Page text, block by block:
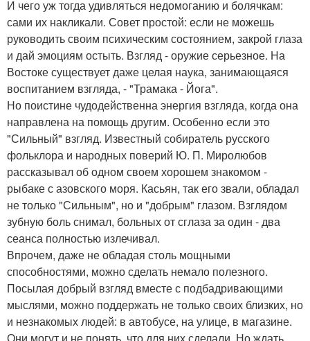
И чего уж тогда удивляться недомоганию и болячкам:
сами их накликали. Совет простой: если не можешь
руководить своим психическим состоянием, закрой глаза
и дай эмоциям остыть. Взгляд - оружие серьезное. На
Востоке существует даже целая наука, занимающаяся
воспитанием взгляда, - "Трамака - Йога".
Но поистине чудодейственна энергия взгляда, когда она
направлена на помощь другим. Особенно если это
"Сильный" взгляд. Известный собиратель русского
фольклора и народных поверий Ю. П. Миролюбов
рассказывал об одном своем хорошем знакомом -
рыбаке с азовского моря. Касьян, так его звали, обладал
не только "Сильным", но и "добрым" глазом. Взглядом
зубную боль снимал, больных от сглаза за один - два
сеанса полностью излечивал.
Впрочем, даже не обладая столь мощными
способностями, можно сделать немало полезного.
Посылая добрый взгляд вместе с подбадривающими
мыслями, можно поддержать не только своих близких, но
и незнакомых людей: в автобусе, на улице, в магазине.